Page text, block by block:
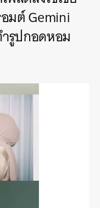
มต์ Gemini
รูปกอดหอม